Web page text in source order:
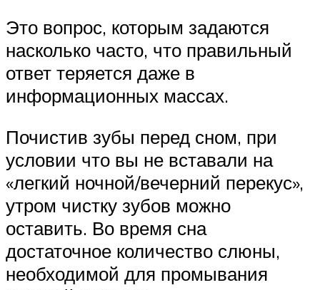
Это вопрос, которым задаются
насколько часто, что правильный
ответ теряется даже в
информационных массах.
Почистив зубы перед сном, при
условии что вы не вставали на
«легкий ночной/вечерний перекус»,
утром чистку зубов можно
оставить. Во время сна
достаточное количество слюны,
необходимой для промывания